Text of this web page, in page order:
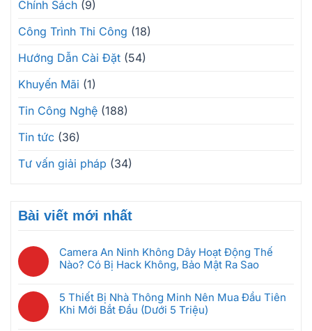
Chính Sách (9)
Công Trình Thi Công (18)
Hướng Dẫn Cài Đặt (54)
Khuyến Mãi (1)
Tin Công Nghệ (188)
Tin tức (36)
Tư vấn giải pháp (34)
Bài viết mới nhất
Camera An Ninh Không Dây Hoạt Động Thế
Nào? Có Bị Hack Không, Bảo Mật Ra Sao
có
bình
5 Thiết Bị Nhà Thông Minh Nên Mua Đầu Tiên
Khi Mới Bắt Đầu (Dưới 5 Triệu)